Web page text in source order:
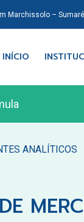
Marchissolo –
INÍCIO
ANALÍTICOS